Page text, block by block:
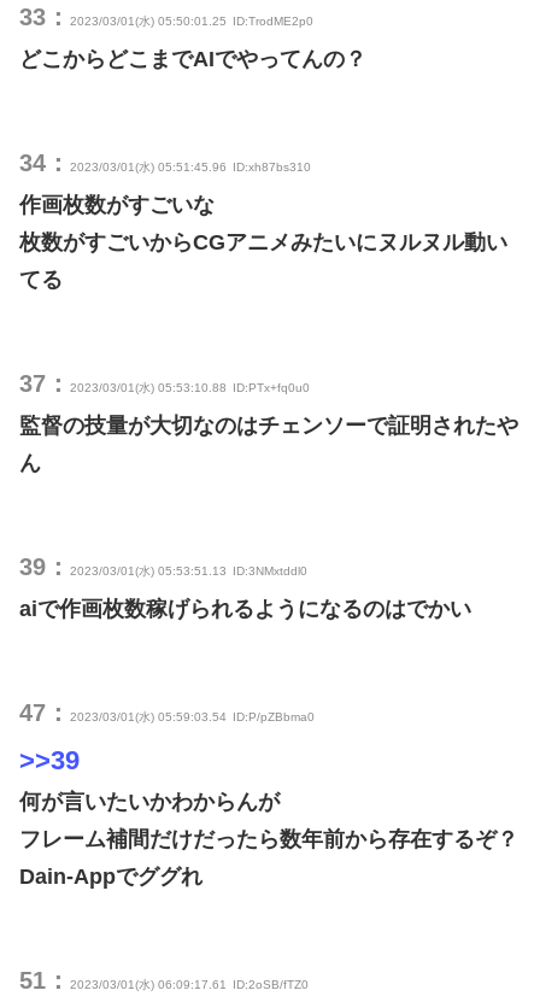
33： 2023/03/01(水) 05:50:01.25 ID:TrodME2p0
どこからどこまでAIでやってんの？
34： 2023/03/01(水) 05:51:45.96 ID:xh87bs310
作画枚数がすごいな
枚数がすごいからCGアニメみたいにヌルヌル動い
てる
37： 2023/03/01(水) 05:53:10.88 ID:PTx+fq0u0
監督の技量が大切なのはチェンソーで証明されたや
ん
39： 2023/03/01(水) 05:53:51.13 ID:3NMxtddl0
aiで作画枚数稼げられるようになるのはでかい
47： 2023/03/01(水) 05:59:03.54 ID:P/pZBbma0
>>39
何が言いたいかわからんが
フレーム補間だけだったら数年前から存在するぞ？
Dain-Appでググれ
51： 2023/03/01(水) 06:09:17.61 ID:2oSB/fTZ0